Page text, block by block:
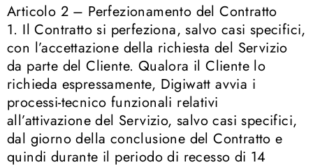
Articolo 2 – Perfezionamento del Contratto
1. Il Contratto si perfeziona, salvo casi specifici,
con l’accettazione della richiesta del Servizio
da parte del Cliente. Qualora il Cliente lo
richieda espressamente, Digiwatt avvia i
processi-tecnico funzionali relativi
all’attivazione del Servizio, salvo casi specifici,
dal giorno della conclusione del Contratto e
quindi durante il periodo di recesso di 14